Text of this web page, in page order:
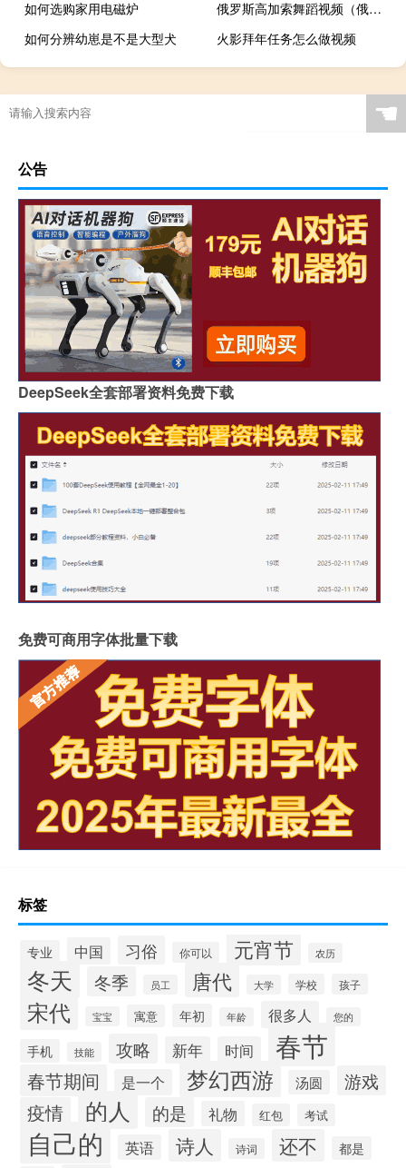
如何选购家用电磁炉
俄罗斯高加索舞蹈视频（俄罗斯高加索）
如何分辨幼崽是不是大型犬
火影拜年任务怎么做视频
“义沾投分末”的出处是哪里
☚
公告
DeepSeek全套部署资料免费下载
免费可商用字体批量下载
标签
专业 中国 习俗 你可以 元宵节 农历
冬天 冬季 员工 唐代 大学 学校 孩子
宋代 宝宝 寓意 年初 年龄 很多人 您的
手机 技能 攻略 新年 时间 春节
春节期间 是一个 梦幻西游 汤圆 游戏
疫情 的人 的是 礼物 红包 考试
自己的 英语 诗人 诗词 还不 都是